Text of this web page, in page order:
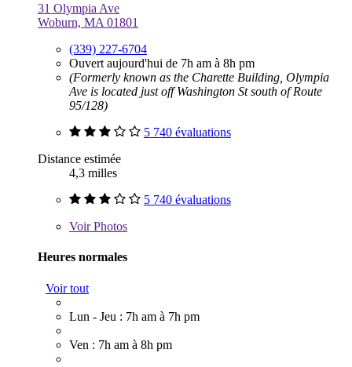
31 Olympia Ave
Woburn, MA 01801
(339) 227-6704
Ouvert aujourd'hui de 7h am à 8h pm
(Formerly known as the Charette Building, Olympia
Ave is located just off Washington St south of Route
95/128)
5 740 évaluations
Distance estimée
4,3 milles
5 740 évaluations
VoirPhotos
Heures normales
Voir tout
Lun - Jeu : 7h am à 7h pm
Ven : 7h am à 8h pm